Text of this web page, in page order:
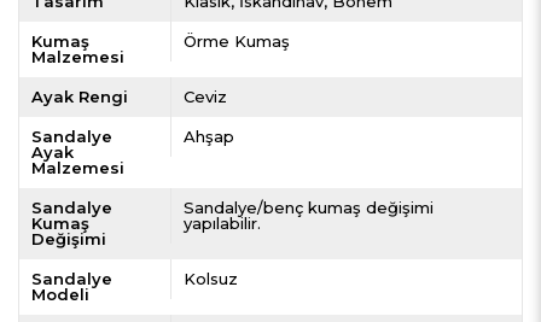
Kumaş
Malzemesi
Örme Kumaş
Ayak Rengi Ceviz
Sandalye
Ayak
Malzemesi
Ahşap
Sandalye
Kumaş
Değişimi
Sandalye/benç kumaş değişimi
yapılabilir.
Sandalye
Modeli
Kolsuz